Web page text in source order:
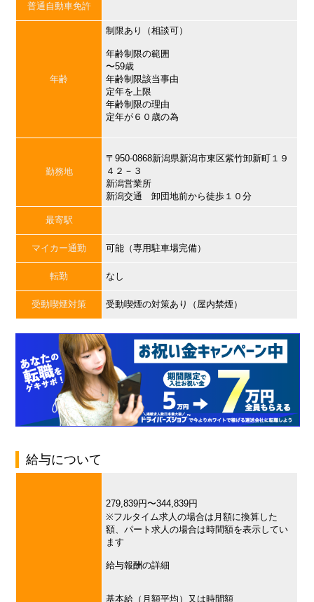
普通自動車免許
年齢
制限あり（相談可）
年齢制限の範囲
〜59歳
年齢制限該当事由
定年を上限
年齢制限の理由
定年が６０歳の為
勤務地
〒950-0868新潟県新潟市東区紫竹卸新町１９
４２－３
新潟営業所
新潟交通 卸団地前から徒歩１０分
最寄駅
マイカー通勤 可能（専用駐車場完備）
転勤 なし
受動喫煙対策 受動喫煙の対策あり（屋内禁煙）
給与について
279,839円〜344,839円
※フルタイム求人の場合は月額に換算した
額、パート求人の場合は時間額を表示してい
ます
給与報酬の詳細
基本給（月額平均）又は時間額